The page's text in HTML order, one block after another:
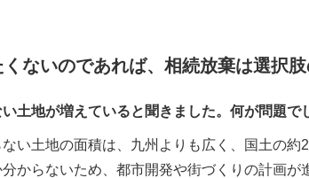
ないのであれば、相続放棄は選択
地が増えていると聞きました。何が問題で
い土地の面積は、九州よりも広く、国土の
からないため、都市開発や街づくりの計画